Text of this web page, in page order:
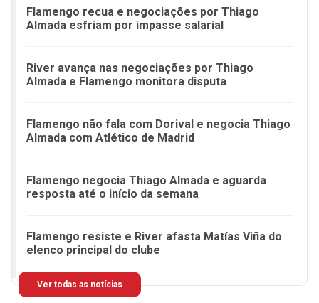
Flamengo recua e negociações por Thiago
Almada esfriam por impasse salarial
River avança nas negociações por Thiago
Almada e Flamengo monitora disputa
Flamengo não fala com Dorival e negocia Thiago
Almada com Atlético de Madrid
Flamengo negocia Thiago Almada e aguarda
resposta até o início da semana
Flamengo resiste e River afasta Matías Viña do
elenco principal do clube
Ver todas as notícias